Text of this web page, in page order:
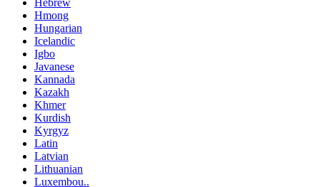
Hebrew
Hmong
Hungarian
Icelandic
Igbo
Javanese
Kannada
Kazakh
Khmer
Kurdish
Kyrgyz
Latin
Latvian
Lithuanian
Luxembou..